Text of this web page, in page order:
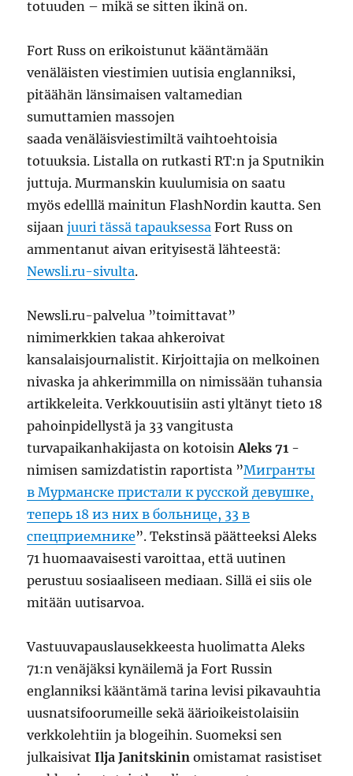
totuuden – mikä se sitten ikinä on.
Fort Russ on erikoistunut kääntämään
venäläisten viestimien uutisia englanniksi,
pitäähän länsimaisen valtamedian
sumuttamien massojen
saada venäläisviestimiltä vaihtoehtoisia
totuuksia. Listalla on rutkasti RT:n ja Sputnikin
juttuja. Murmanskin kuulumisia on saatu
myös edelllä mainitun FlashNordin kautta. Sen
sijaanjuuri tässä tapauksessa Fort Russ on
ammentanut aivan erityisestä lähteestä:
Newsli.ru-sivulta.
Newsli.ru-palvelua ”toimittavat”
nimimerkkien takaa ahkeroivat
kansalaisjournalistit. Kirjoittajia on melkoinen
nivaska ja ahkerimmilla on nimissään tuhansia
artikkeleita. Verkkouutisiin asti yltänyt tieto 18
pahoinpidellystä ja 33 vangitusta
turvapaikanhakijasta on kotoisinAleks 71 -
nimisen samizdatistin raportista ”Мигранты
в Мурманске пристали к русской девушке,
теперь 18 из них в больнице, 33 в
спецприемнике”. Tekstinsä päätteeksi Aleks
71 huomaavaisesti varoittaa, että uutinen
perustuu sosiaaliseen mediaan. Sillä ei siis ole
mitään uutisarvoa.
Vastuuvapauslausekkeesta huolimatta Aleks
71:n venäjäksi kynäilemä ja Fort Russin
englanniksi kääntämä tarina levisi pikavauhtia
uusnatsifoorumeille sekä äärioikeistolaisiin
verkkolehtiin ja blogeihin. Suomeksi sen
julkaisivatIlja Janitskinin omistamat rasistiset